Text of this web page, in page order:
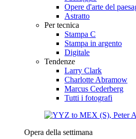
Opere d'arte del
Astratto
Per tecnica
Stampa C
Stampa in argento
Digitale
Tendenze
Larry Clark
Charlotte Abramow
Marcus Cederberg
Tutti i fotografi
Opera della settimana